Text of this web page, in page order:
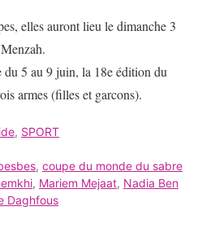
elles auront lieu le dimanche 3
5 au 9 juin, la 18e édition du
armes (filles et garcons).
, SPORT
, coupe du monde du sabre
, Mariem Mejaat, Nadia Ben
Daghfous